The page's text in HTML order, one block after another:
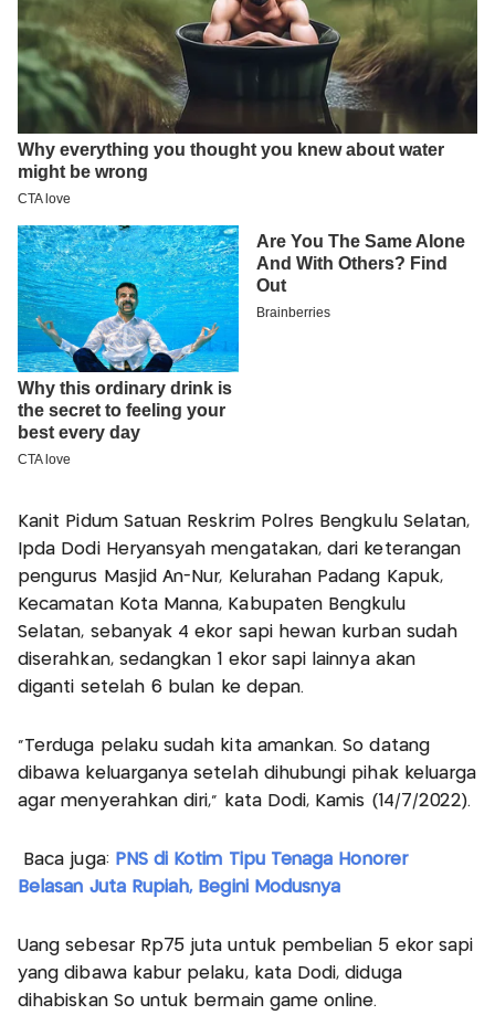
Kanit Pidum Satuan Reskrim Polres Bengkulu Selatan,
Ipda Dodi Heryansyah mengatakan, dari keterangan
pengurus Masjid An-Nur, Kelurahan Padang Kapuk,
Kecamatan Kota Manna, Kabupaten Bengkulu
Selatan, sebanyak 4 ekor sapi hewan kurban sudah
diserahkan, sedangkan 1 ekor sapi lainnya akan
diganti setelah 6 bulan ke depan.
"Terduga pelaku sudah kita amankan. So datang
dibawa keluarganya setelah dihubungi pihak keluarga
agar menyerahkan diri," kata Dodi, Kamis (14/7/2022).
Baca juga: PNS di Kotim Tipu Tenaga Honorer
Belasan Juta Rupiah, Begini Modusnya
Uang sebesar Rp75 juta untuk pembelian 5 ekor sapi
yang dibawa kabur pelaku, kata Dodi, diduga
dihabiskan So untuk bermain game online.